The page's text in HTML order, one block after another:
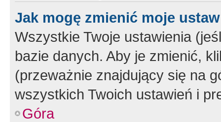
Jak mogę zmienić moje
Wszystkie Twoje ustawienia
bazie danych. Aby je zmienić,
(przeważnie znajdujący się na
wszystkich Twoich ustawień i
Góra